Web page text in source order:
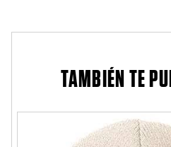
TAMBIÉN TE